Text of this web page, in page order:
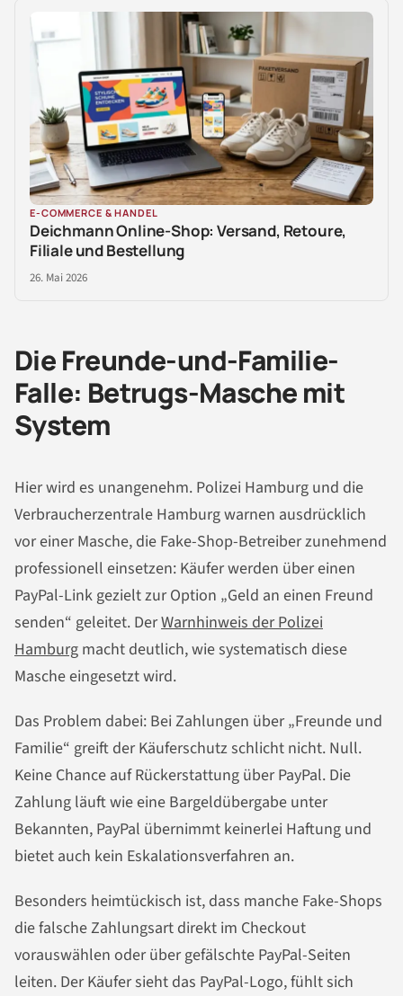
E-COMMERCE & HANDEL
Deichmann Online-Shop: Versand, Retoure,
Filiale und Bestellung
26. Mai 2026
Die Freunde-und-Familie-
Falle: Betrugs-Masche mit
System
Hier wird es unangenehm. Polizei Hamburg und die
Verbraucherzentrale Hamburg warnen ausdrücklich
vor einer Masche, die Fake-Shop-Betreiber zunehmend
professionell einsetzen: Käufer werden über einen
PayPal-Link gezielt zur Option „Geld an einen Freund
senden“ geleitet. DerWarnhinweis der Polizei
Hamburg macht deutlich, wie systematisch diese
Masche eingesetzt wird.
Das Problem dabei: Bei Zahlungen über „Freunde und
Familie“ greift der Käuferschutz schlicht nicht. Null.
Keine Chance auf Rückerstattung über PayPal. Die
Zahlung läuft wie eine Bargeldübergabe unter
Bekannten, PayPal übernimmt keinerlei Haftung und
bietet auch kein Eskalationsverfahren an.
Besonders heimtückisch ist, dass manche Fake-Shops
die falsche Zahlungsart direkt im Checkout
vorauswählen oder über gefälschte PayPal-Seiten
leiten. Der Käufer sieht das PayPal-Logo, fühlt sich